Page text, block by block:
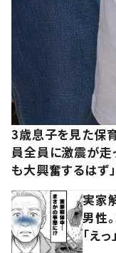
3歳息子を見た保
員全員に激震が走
も大興奮するはず」
実家
男性
「えっ」